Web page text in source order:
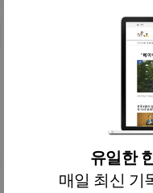
유일한
매일 최신 기
사
디 고객도